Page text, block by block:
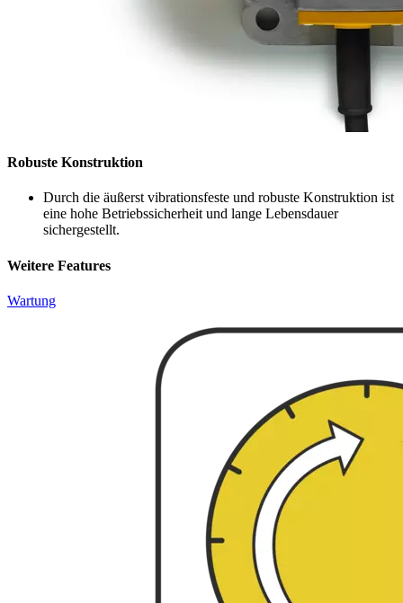
Robuste Konstruktion
Durch die äußerst vibrationsfeste und robuste Konstruktion ist
eine hohe Betriebssicherheit und lange Lebensdauer
sichergestellt.
Weitere Features
Wartung